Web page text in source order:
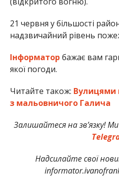
21 червня у більшості
надзвичайний рівень
Інформатор бажає вам
якої погоди.
Читайте також: Вулицями
з мальовничого Галича
Залишайтеся на зв’язку!
Надсилайте свої